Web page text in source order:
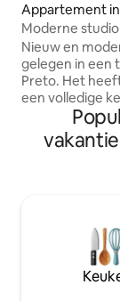
Appartement in
eto
Moderne
Nieuw en
gelegen in een
Preto. Het
een volledige
smart-tv, een
het gebouw
parkeerplaats
supermarkt en
stad, aan de
op 3 minuten
Ribeirão en